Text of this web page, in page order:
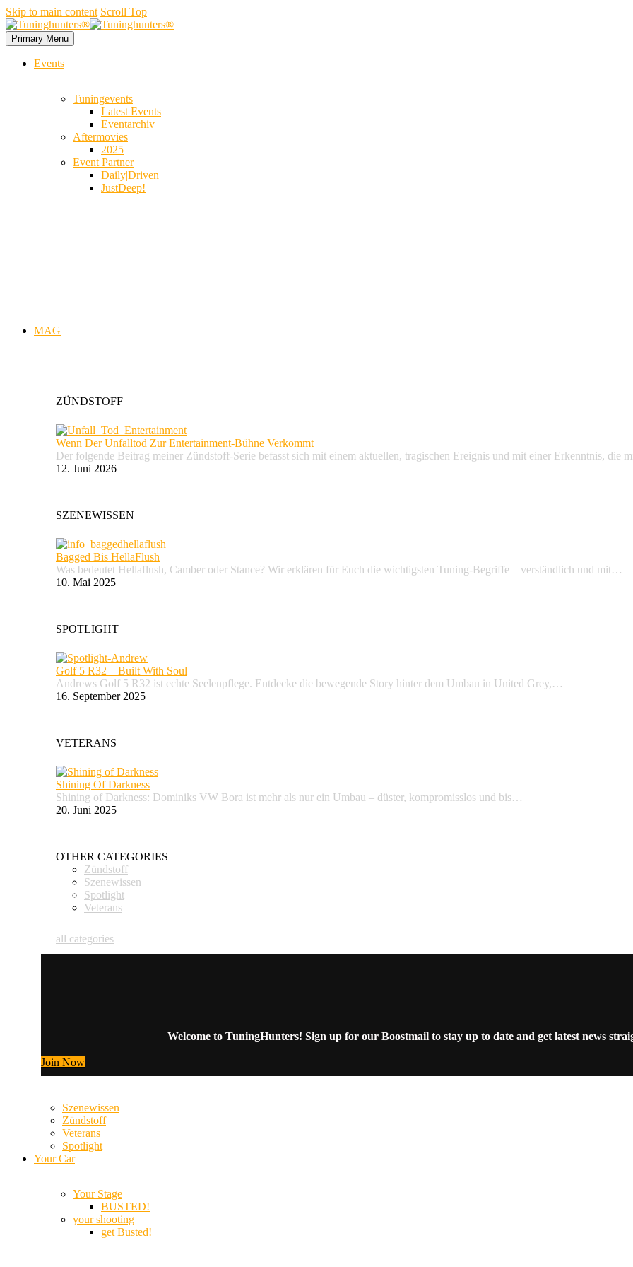
Skip to main content Scroll Top
Primary Menu
Events
Tuningevents
Latest Events
Eventarchiv
Aftermovies
2025
Event Partner
Daily|Driven
JustDeep!
MAG
ZÜNDSTOFF
Wenn Der Unfalltod Zur Entertainment-Bühne Verkommt
Der folgende Beitrag meiner Zündstoff-Serie befasst sich mit einem aktuellen, tragischen Ereignis und mit einer Erkenntnis, die
12. Juni 2026
SZENEWISSEN
Bagged Bis HellaFlush
Was bedeutet Hellaflush, Camber oder Stance? Wir erklären für Euch die wichtigsten Tuning-Begriffe – verständlich und mit…
10. Mai 2025
SPOTLIGHT
Golf 5 R32 – Built With Soul
Andrews Golf 5 R32 ist echte Seelenpflege. Entdecke die bewegende Story hinter dem Umbau in United Grey,…
16. September 2025
VETERANS
Shining Of Darkness
Shining of Darkness: Dominiks VW Bora ist mehr als nur ein Umbau – düster, kompromisslos und bis…
20. Juni 2025
OTHER CATEGORIES
Zündstoff
Szenewissen
Spotlight
Veterans
all categories
Welcome to TuningHunters! Sign up for our Boostmail to stay up to date and get latest news
Join Now
Szenewissen
Zündstoff
Veterans
Spotlight
Your Car
Your Stage
BUSTED!
your shooting
get Busted!